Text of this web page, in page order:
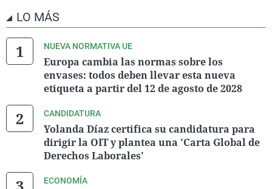
LO MÁS
NUEVA NORMATIVA UE
Europa cambia las normas sobre los
envases: todos deben llevar esta nueva
etiqueta a partir del 12 de agosto de 2028
CANDIDATURA
Yolanda Díaz certifica su candidatura para
dirigir la OIT y plantea una 'Carta Global de
Derechos Laborales'
ECONOMÍA